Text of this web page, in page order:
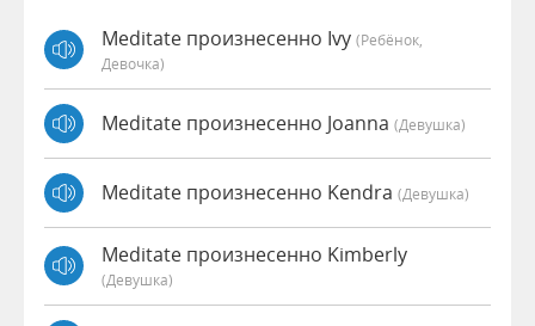
Meditate произнесенно Ivy (Ребёнок,
Девочка)
Meditate произнесенно Joanna (девушка)
Meditate произнесенно Kendra (девушка)
Meditate произнесенно Kimberly
(девушка)